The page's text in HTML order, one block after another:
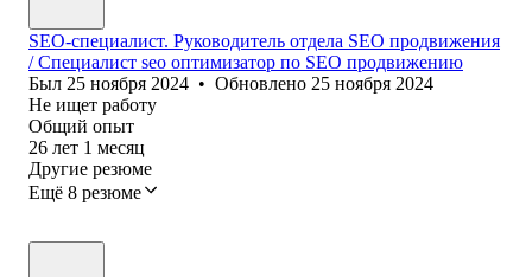
SEO-специалист. Руководитель отдела SEO продвижения
/ Специалист seo оптимизатор по SEO продвижению
Был 25 ноября 2024 • Обновлено 25 ноября 2024
Не ищет работу
Общий опыт
26 лет 1 месяц
Другие резюме
Ещё 8 резюме